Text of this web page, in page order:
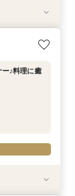
】リゾート
フェアのご
相談フェア
♪味と盛付
備から当日
×何でも相談
に包まれる
リニューア
へ＊クチコ
ース無料試
ー♪料理に癒